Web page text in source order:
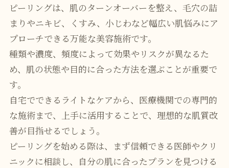
ピーリングは、肌のターンオーバーを整え、毛穴の詰
まりやニキビ、くすみ、小じわなど幅広い肌悩みにア
プローチできる万能な美容施術です。
種類や濃度、頻度によって効果やリスクが異なるた
め、肌の状態や目的に合った方法を選ぶことが重要で
す。
自宅でできるライトなケアから、医療機関での専門的
な施術まで、上手に活用することで、理想的な肌質改
善が目指せるでしょう。
ピーリングを始める際は、まず信頼できる医師やクリ
ニックに相談し、自分の肌に合ったプランを見つける